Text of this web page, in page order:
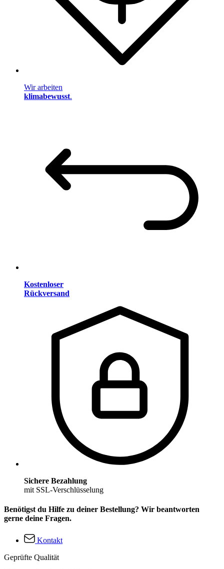
Wir arbeiten
klimabewusst.
Kostenloser
Rückversand
Sichere Bezahlung
mit SSL-Verschlüsselung
Benötigst du Hilfe zu deiner Bestellung? Wir beantworten
gerne deine Fragen.
Kontakt
Geprüfte Qualität